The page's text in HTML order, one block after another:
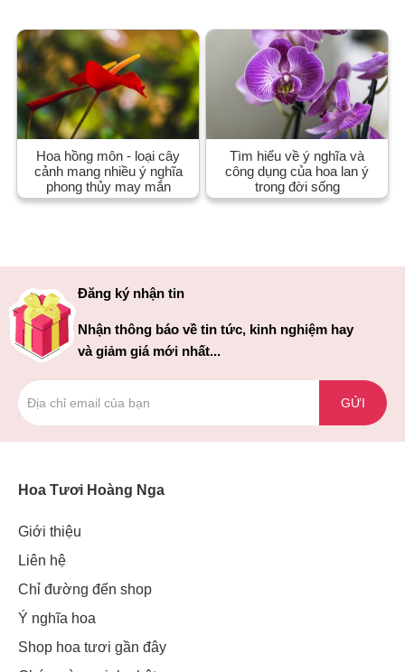
Hoa hồng môn - loại cây
cảnh mang nhiều ý nghĩa
phong thủy may mắn
Tìm hiểu về ý nghĩa và
công dụng của hoa lan ý
trong đời sống
Đăng ký nhận tin
Nhận thông báo về tin tức, kinh nghiệm hay
và giảm giá mới nhất...
GỬI
Hoa Tươi Hoàng Nga
Giới thiệu
Liên hệ
Chỉ đường đến shop
Ý nghĩa hoa
Shop hoa tươi gần đây